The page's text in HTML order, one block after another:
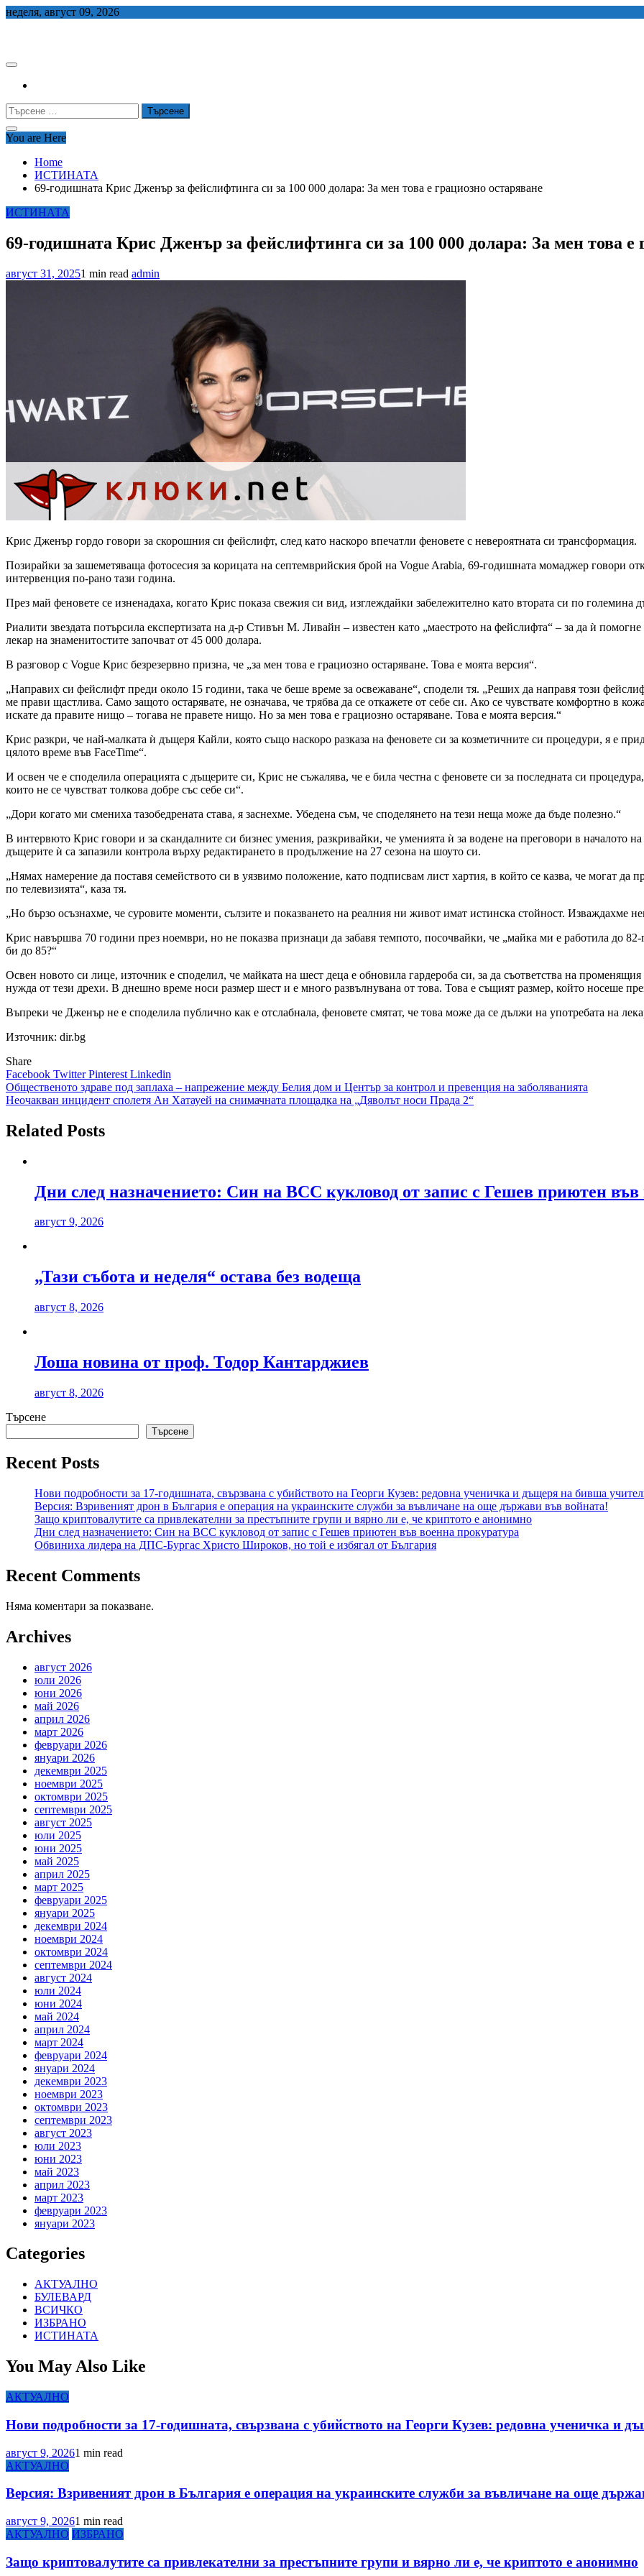
Skip
неделя, август 09, 2026
Търсене
за:
You are Here
Home
ИСТИНАТА
69-годишната Крис Дженър за фейслифтинга си за 100 000 долара: За мен това е грациозно остаряване
ИСТИНАТА
69-годишната Крис Дженър за фейслифтинга си за 100 000 долара: За мен това е
август 31, 20251 min read admin
Крис Дженър гордо говори за скорошния си фейслифт, след като наскоро впечатли феновете с невероятната си трансформация.
Позирайки за зашеметяваща фотосесия за корицата на септемврийския брой на Vogue Arabia, 69-годишната момаджер говори
интервенция по-рано тази година.
През май феновете се изненадаха, когато Крис показа свежия си вид, изглеждайки забележително като втората си по
Риалити звездата потърсила експертизата на д-р Стивън М. Ливайн – известен като „маестрото на фейслифта“ – за да ѝ
лекар на знаменитостите започват от 45 000 долара.
В разговор с Vogue Крис безрезервно призна, че „за мен това е грациозно остаряване. Това е моята версия“.
„Направих си фейслифт преди около 15 години, така че беше време за освежаване“, сподели тя. „Реших да направя този
ме прави щастлива. Само защото остарявате, не означава, че трябва да се откажете от себе си. Ако се чувствате комфортно в
искате да правите нищо – тогава не правете нищо. Но за мен това е грациозно остаряване. Това е моята версия.“
Крис разкри, че най-малката ѝ дъщеря Кайли, която също наскоро разказа на феновете си за козметичните си процедури, я е
цялото време във FaceTime“.
И освен че е споделила операцията с дъщерите си, Крис не съжалява, че е била честна с феновете си за последната си
които не се чувстват толкова добре със себе си“.
„Дори когато ми смениха тазобедрената става, я заснехме. Убедена съм, че споделянето на тези неща може да бъде полезно.“
В интервюто Крис говори и за скандалните си бизнес умения, разкривайки, че уменията ѝ за водене на преговори в началото
дъщерите ѝ са запазили контрола върху редактирането в продължение на 27 сезона на шоуто си.
„Нямах намерение да поставя семейството си в уязвимо положение, като подписвам лист хартия, в който се казва, че могат
по телевизията“, каза тя.
„Но бързо осъзнахме, че суровите моменти, сълзите и показването на реалния ни живот имат истинска стойност. Изваждахме
Крис навършва 70 години през ноември, но не показва признаци да забавя темпото, посочвайки, че „майка ми е работила до
би до 85?“
Освен новото си лице, източник е споделил, че майката на шест деца е обновила гардероба си, за да съответства на
нужда от тези дрехи. В днешно време носи размер шест и е много развълнувана от това. Това е същият размер, който носеше
Въпреки че Дженър не е споделила публично как е отслабнала, феновете смятат, че това може да се дължи на употребата на
Източник: dir.bg
Share
Facebook TwitterPinterest Linkedin
Навигация
Общественото здраве под заплаха – напрежение между Белия дом и Център за контрол и превенция на заболяванията
Неочакван инцидент сполетя Ан Хатауей на снимачната площадка на „Дяволът носи Прада 2“
Related Posts
Дни след назначението: Син на ВСС кукловод от запис с Гешев приютен във
август 9, 2026
„Тази събота и неделя“ остава без водеща
август 8, 2026
Лоша новина от проф. Тодор Кантарджиев
август 8, 2026
Търсене
Търсене
Recent Posts
Нови подробности за 17-годишната, свързвана с убийството на Георги Кузев: редовна ученичка и дъщеря на бивша
Версия: Взривеният дрон в България е операция на украинските служби за въвличане на още държави във войната!
Защо криптовалутите са привлекателни за престъпните групи и вярно ли е, че криптото е анонимно
Дни след назначението: Син на ВСС кукловод от запис с Гешев приютен във военна прокуратура
Обвиниха лидера на ДПС-Бургас Христо Широков, но той е избягал от България
Recent Comments
Няма коментари за показване.
Archives
август 2026
юли 2026
юни 2026
май 2026
април 2026
март 2026
февруари 2026
януари 2026
декември 2025
ноември 2025
октомври 2025
септември 2025
август 2025
юли 2025
юни 2025
май 2025
април 2025
март 2025
февруари 2025
януари 2025
декември 2024
ноември 2024
октомври 2024
септември 2024
август 2024
юли 2024
юни 2024
май 2024
април 2024
март 2024
февруари 2024
януари 2024
декември 2023
ноември 2023
октомври 2023
септември 2023
август 2023
юли 2023
юни 2023
май 2023
април 2023
март 2023
февруари 2023
януари 2023
Categories
АКТУАЛНО
БУЛЕВАРД
ВСИЧКО
ИЗБРАНО
ИСТИНАТА
You May Also Like
АКТУАЛНО
Нови подробности за 17-годишната, свързвана с убийството на Георги Кузев: редовна ученичка и
август 9, 20261 min read
АКТУАЛНО
Версия: Взривеният дрон в България е операция на украинските служби за въвличане на още
август 9, 20261 min read
АКТУАЛНО ИЗБРАНО
Защо криптовалутите са привлекателни за престъпните групи и вярно ли е, че криптото е анонимно